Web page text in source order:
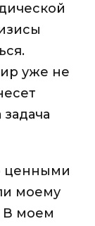
уже не
ценными
моему
В моем